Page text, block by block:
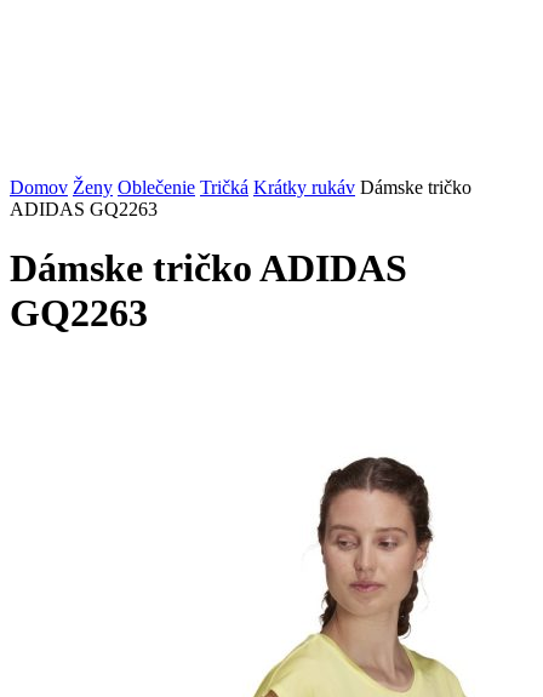
Domov Ženy Oblečenie Tričká Krátky rukáv Dámske tričko
ADIDAS GQ2263
Dámske tričko ADIDAS
GQ2263